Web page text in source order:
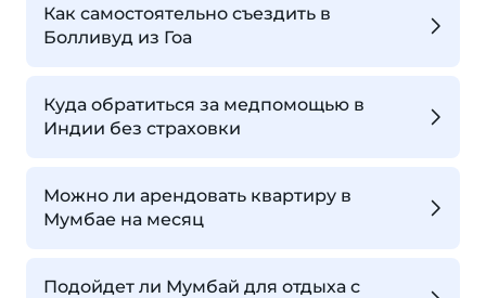
Как самостоятельно съездить в
Болливуд из Гоа
Куда обратиться за медпомощью в
Индии без страховки
Можно ли арендовать квартиру в
Мумбае на месяц
Подойдет ли Мумбай для отдыха с